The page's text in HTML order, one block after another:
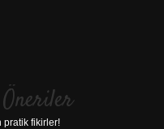
pratik fikirler!